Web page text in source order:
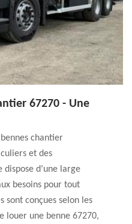
67270 - Une
chantier
et des
dispose d’une large
besoins pour tout
sont conçues selon les
louer une benne 67270,